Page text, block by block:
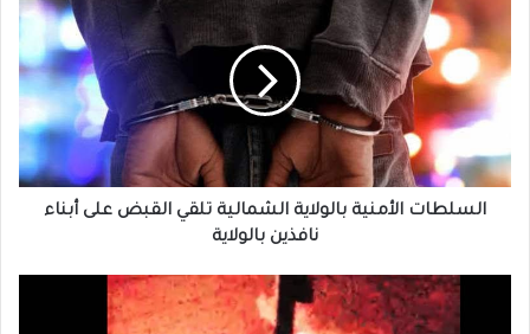
بالولاية
الشمالية
تلقي
القبض
أبناء
نافذين
بالولايةالسلطات الأمنية بالولاية الشمالية تلقي القبض على أبناء
نافذين بالولاية
انفجارات